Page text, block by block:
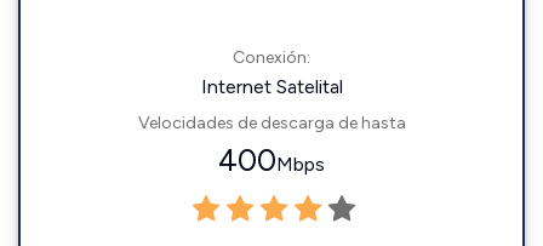
Conexión:
Internet Satelital
Velocidades de descarga de hasta
400Mbps